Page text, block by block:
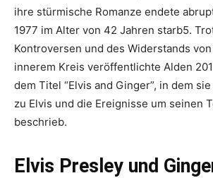
ihre stürmische Romanze endete
1977 im Alter von 42 Jahren starb5.
Kontroversen und des Widerstands
innerem Kreis veröffentlichte Alden
dem Titel “Elvis and Ginger”, in dem
zu Elvis und die Ereignisse um seinen
beschrieb.
Elvis Presley und